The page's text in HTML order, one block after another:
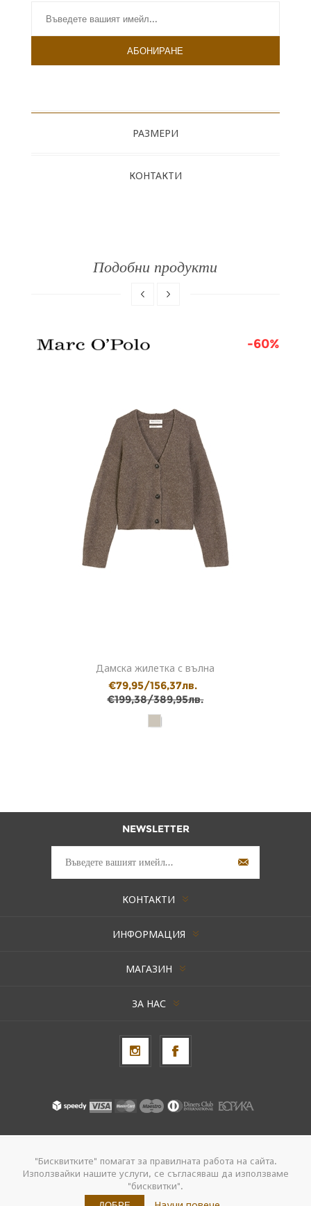
РАЗМЕРИ
КОНТАКТИ
Подобни продукти
-60%
Дамска жилетка с вълна
€79,95/156,37лв.
€199,38/389,95лв.
NEWSLETTER
КОНТАКТИ
ИНФОРМАЦИЯ
МАГАЗИН
ЗА НАС
Авторски права © 2026 AxentBox. Всички права запазени.
Powered by nopCommerce
Създадено от Navtech Group
"Бисквитките" помагат за правилната работа на сайта.
Използвайки нашите услуги, се съгласяваш да използваме
"бисквитки".